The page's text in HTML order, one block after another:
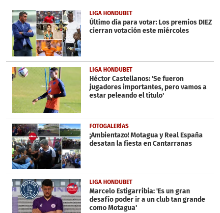
2
minutes,
7
seconds
LIGA HONDUBET
Último día para votar: Los premios DIEZ
cierran votación este miércoles
LIGA HONDUBET
Héctor Castellanos: 'Se fueron
jugadores importantes, pero vamos a
estar peleando el título'
FOTOGALERÍAS
¡Ambientazo! Motagua y Real España
desatan la fiesta en Cantarranas
LIGA HONDUBET
Marcelo Estigarribia: 'Es un gran
desafío poder ir a un club tan grande
como Motagua'